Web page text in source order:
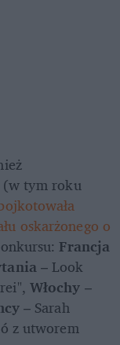
(w tym roku
oskarżonego o
– Look
Włochy –
– Sarah
z utworem